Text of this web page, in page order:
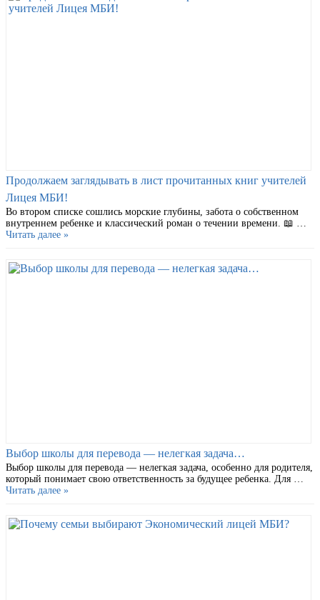
Продолжаем заглядывать в лист прочитанных книг учителей
Лицея МБИ!
Во втором списке сошлись морские глубины, забота о собственном
внутреннем ребенке и классический роман о течении времени. 📖 …
Читать далее »
Выбор школы для перевода — нелегкая задача…
Выбор школы для перевода — нелегкая задача, особенно для родителя,
который понимает свою ответственность за будущее ребенка. Для …
Читать далее »